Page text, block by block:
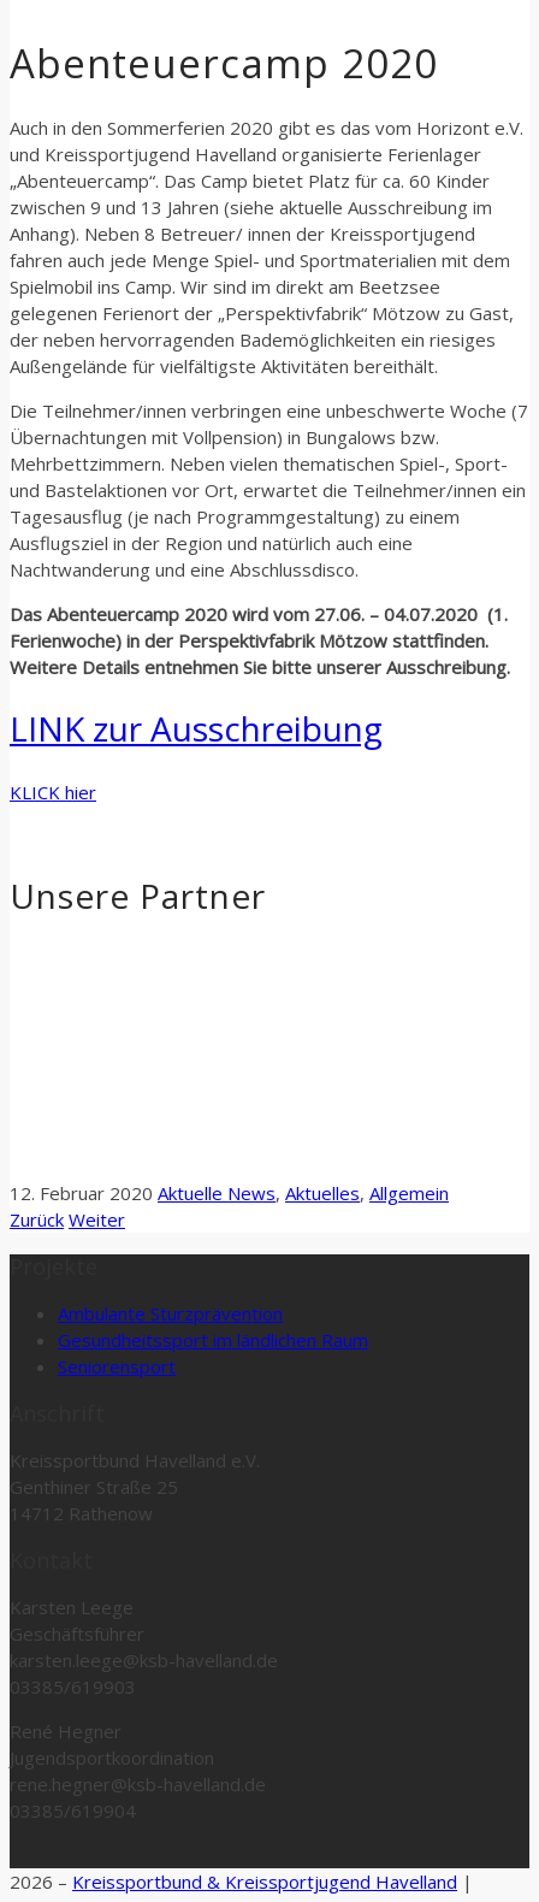
Abenteuercamp 2020
Auch in den Sommerferien 2020 gibt es das vom Horizont e.V.
und Kreissportjugend Havelland organisierte Ferienlager
„Abenteuercamp“. Das Camp bietet Platz für ca. 60 Kinder
zwischen 9 und 13 Jahren (siehe aktuelle Ausschreibung im
Anhang). Neben 8 Betreuer/ innen der Kreissportjugend
fahren auch jede Menge Spiel- und Sportmaterialien mit dem
Spielmobil ins Camp. Wir sind im direkt am Beetzsee
gelegenen Ferienort der „Perspektivfabrik“ Mötzow zu Gast,
der neben hervorragenden Bademöglichkeiten ein riesiges
Außengelände für vielfältigste Aktivitäten bereithält.
Die Teilnehmer/innen verbringen eine unbeschwerte Woche (7
Übernachtungen mit Vollpension) in Bungalows bzw.
Mehrbettzimmern. Neben vielen thematischen Spiel-, Sport-
und Bastelaktionen vor Ort, erwartet die Teilnehmer/innen ein
Tagesausflug (je nach Programmgestaltung) zu einem
Ausflugsziel in der Region und natürlich auch eine
Nachtwanderung und eine Abschlussdisco.
Das Abenteuercamp 2020 wird vom 27.06. – 04.07.2020 (1.
Ferienwoche) in der Perspektivfabrik Mötzow stattfinden.
Weitere Details entnehmen Sie bitte unserer Ausschreibung.
LINK zur Ausschreibung
KLICK hier
Unsere Partner
12. Februar 2020 Aktuelle News, Aktuelles, Allgemein
Zurück Weiter
Ambulante Sturzprävention
Gesundheitssport im ländlichen Raum
Seniorensport
Kreissportbund Havelland e.V.
Genthiner Straße 25
14712 Rathenow
Karsten Leege
Geschäftsführer
karsten.leege@ksb-havelland.de
03385/619903
René Hegner
Jugendsportkoordination
rene.hegner@ksb-havelland.de
03385/619904
2026 – Kreissportbund & Kreissportjugend Havelland |